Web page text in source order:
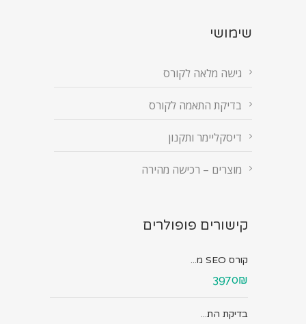
שימושי
גישה מלאה לקורס
בדיקת התאמה לקורס
דיסקליימר ותקנון
מוצרים – רכישה מהירה
קישורים פופולרים
קורס SEO מ...
3970₪
בדיקת הת...